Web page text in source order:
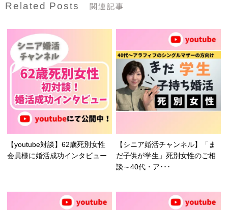
Related Posts 関連記事
【youtube対談】62歳死別女性
会員様に婚活成功インタビュー
【シニア婚活チャンネル】「ま
だ子供が学生」死別女性のご相
談～40代・ア･･･